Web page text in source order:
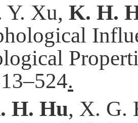
Y. Xu, K. H.
.
H. Hu, X. G.